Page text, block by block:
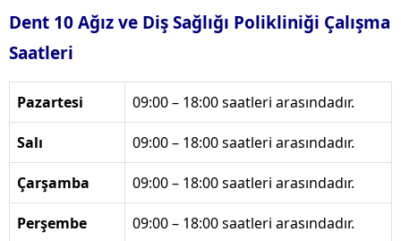
Dent 10 Ağız ve Diş Sağlığı Polikliniği Çalışma
Saatleri
Pazartesi 09:00 – 18:00 saatleri arasındadır.
Salı 09:00 – 18:00 saatleri arasındadır.
Çarşamba 09:00 – 18:00 saatleri arasındadır.
Perşembe 09:00 – 18:00 saatleri arasındadır.